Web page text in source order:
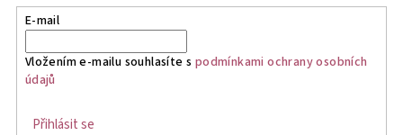
E-mail
Vložením e-mailu souhlasíte s podmínkami ochrany osobních
údajů
Přihlásit se